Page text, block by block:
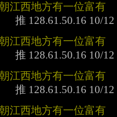
江西地方有一位富有
江西地方有一位富有
江西地方有一位富有
江西地方有一位富有